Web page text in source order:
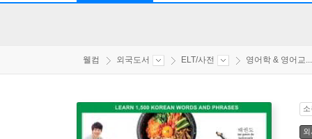
웰컴 외국도서 ELT/사전 영어학 & 영어교...